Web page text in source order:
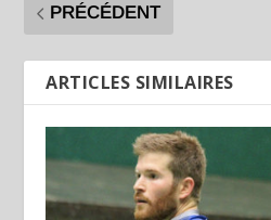
PRÉCÉDENT
ARTICLES SIMILAIRES